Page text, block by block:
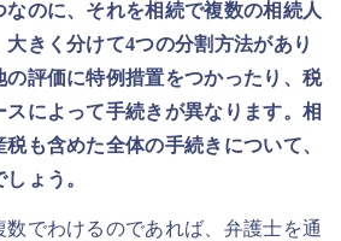
なのに、それを相続で複数の相続人
きく分けて4つの分割方法があり
の評価に特例措置をつかったり、税
によって手続きが異なります。相
も含めた全体の手続きについて、
ょう。
数でわけるのであれば、弁護士を通